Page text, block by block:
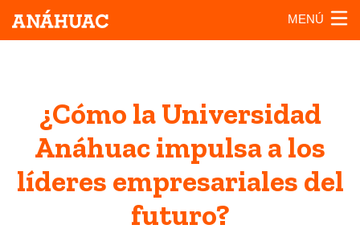
MENÚ
¿Cómo la Universidad
Anáhuac impulsa a los
líderes empresariales del
futuro?